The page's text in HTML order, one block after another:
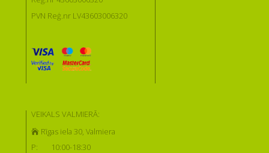
PVN Reģ.nr LV43603006320
VEIKALS VALMIERĀ:
Rīgas iela 30, Valmiera
P:
10:00-18:30